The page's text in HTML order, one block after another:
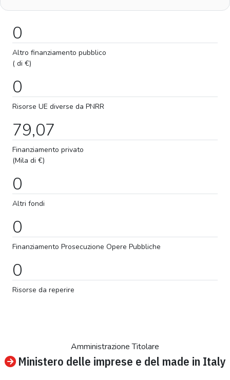
0
Altro finanziamento pubblico
( di €)
0
Risorse UE diverse da PNRR
79,07
Finanziamento privato
(Mila di €)
0
Altri fondi
0
Finanziamento Prosecuzione Opere Pubbliche
0
Risorse da reperire
Amministrazione Titolare
Ministero delle imprese e del made in Italy